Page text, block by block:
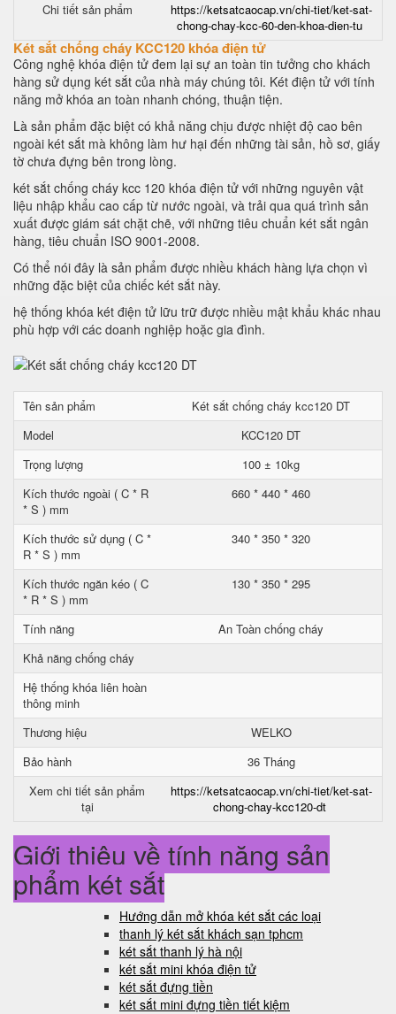
Chi tiết sản phẩm
https://ketsatcaocap.vn/chi-tiet/ket-sat-
chong-chay-kcc-60-den-khoa-dien-tu
Két sắt chống cháy KCC120 khóa điện tử
Công nghệ khóa điện tử đem lại sự an toàn tin tưởng cho khách
hàng sử dụng két sắt của nhà máy chúng tôi. Két điện tử với tính
năng mở khóa an toàn nhanh chóng, thuận tiện.
Là sản phẩm đặc biệt có khả năng chịu được nhiệt độ cao bên
ngoài két sắt mà không làm hư hại đến những tài sản, hồ sơ, giấy
tờ chưa đựng bên trong lòng.
két sắt chống cháy kcc 120 khóa điện tử với những nguyên vật
liệu nhập khẩu cao cấp từ nước ngoài, và trải qua quá trình sản
xuất được giám sát chặt chẽ, với những tiêu chuẩn két sắt ngân
hàng, tiêu chuẩn ISO 9001-2008.
Có thể nói đây là sản phẩm được nhiều khách hàng lựa chọn vì
những đặc biệt của chiếc két sắt này.
hệ thống khóa két điện tử lữu trữ được nhiều mật khẩu khác nhau
phù hợp với các doanh nghiệp hoặc gia đình.
Tên sản phẩm
Két sắt chống cháy kcc120 DT
Model
KCC120 DT
Trọng lượng
100 ± 10kg
Kích thước ngoài ( C * R
* S ) mm
660 * 440 * 460
Kích thước sử dụng ( C *
R * S ) mm
340 * 350 * 320
Kích thước ngăn kéo ( C
* R * S ) mm
130 * 350 * 295
Tính năng
An Toàn chống cháy
Khả năng chống cháy
Hệ thống khóa liên hoàn
thông minh
Thương hiệu
WELKO
Bảo hành
36 Tháng
Xem chi tiết sản phẩm
tại
https://ketsatcaocap.vn/chi-tiet/ket-sat-
chong-chay-kcc120-dt
Giới thiệu về tính năng sản
phẩm két sắt
Hướng dẫn mở khóa két sắt các loại
thanh lý két sắt khách sạn tphcm
két sắt thanh lý hà nội
két sắt mini khóa điện tử
két sắt đựng tiền
két sắt mini đựng tiền tiết kiệm